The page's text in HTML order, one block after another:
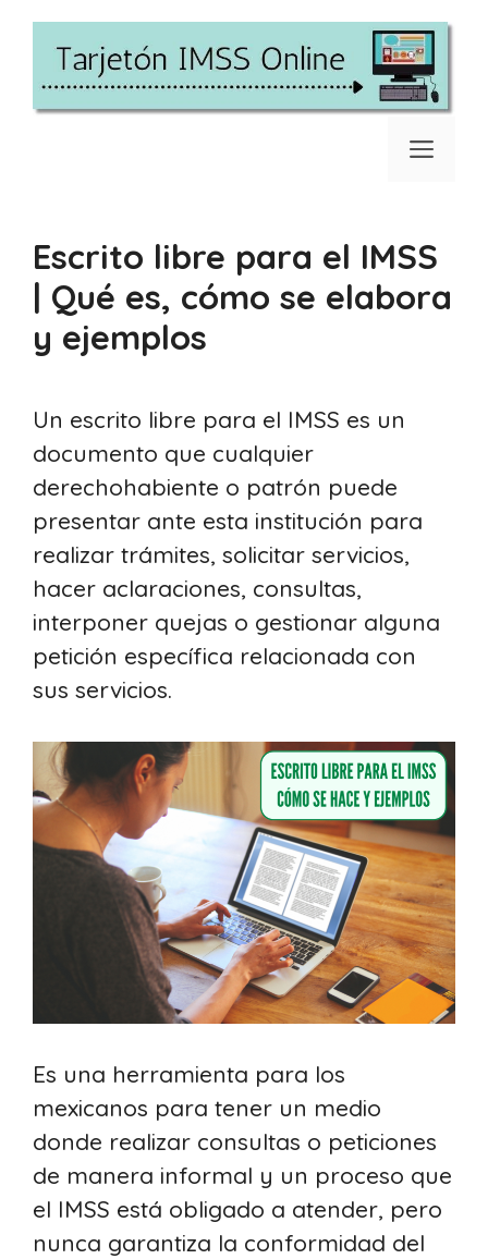
Saltar
contenido
Escrito libre para el IMSS
| Qué es, cómo se elabora
y ejemplos
Un escrito libre para el IMSS es un
documento que cualquier
derechohabiente o patrón puede
presentar ante esta institución para
realizar trámites, solicitar servicios,
hacer aclaraciones, consultas,
interponer quejas o gestionar alguna
petición específica relacionada con
sus servicios.
Es una herramienta para los
mexicanos para tener un medio
donde realizar consultas o peticiones
de manera informal y un proceso que
el IMSS está obligado a atender, pero
nunca garantiza la conformidad del